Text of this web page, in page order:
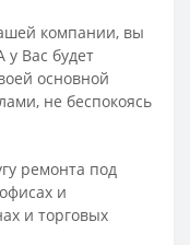
компании, вы
у Вас будет
основной
не беспокоясь
ремонта под
и
и торговых